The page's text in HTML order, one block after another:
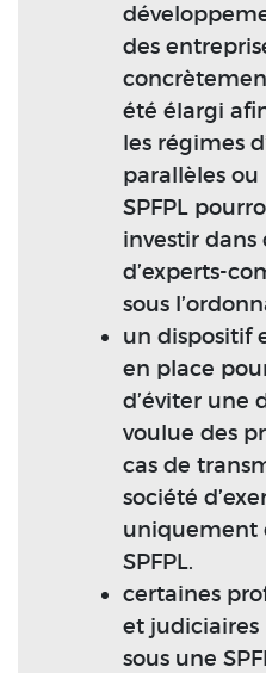
des
été élargi
les régimes
parallèles ou
SPFPL
investir dans
d’experts-
sous
un dispositif
en place
d’éviter une
voulue des
cas de
société
uniquement
SPFPL.
certaines
et
sous une